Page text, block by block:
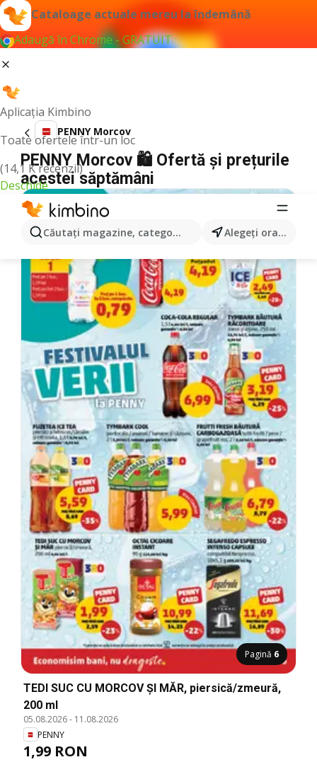
Cataloage actuale mereu la îndemână
Adaugă în Chrome - GRATUIT
Aplicația Kimbino
Toate ofertele într-un loc
(14,1 K recenzii)
Deschide
Căutaţi magazine, categorii, produse... Alegeţi oraşul
PENNY Morcov
PENNY Morcov 🛍️ Ofertă și prețurile
acestei săptămâni
Pagină 6
TEDI SUC CU MORCOV ȘI MĂR, piersică/zmeură,
200 ml
05.08.2026- 11.08.2026
PENNY
1,99 RON